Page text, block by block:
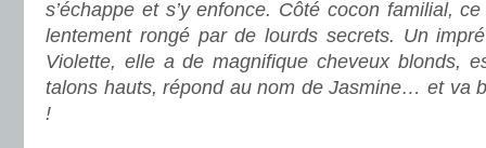
s’échappe et s’y enfonce. Côté cocon familial,
lentement rongé par de lourds secrets. Un
Violette, elle a de magnifique cheveux blonds,
talons hauts, répond au nom de Jasmine… et va
!